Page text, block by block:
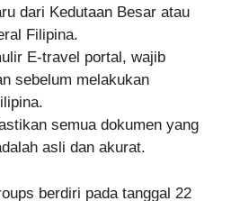
dari Kedutaan Besar atau
Filipina.
E-travel portal, wajib
sebelum melakukan
semua dokumen yang
asli dan akurat.
berdiri pada tanggal 22